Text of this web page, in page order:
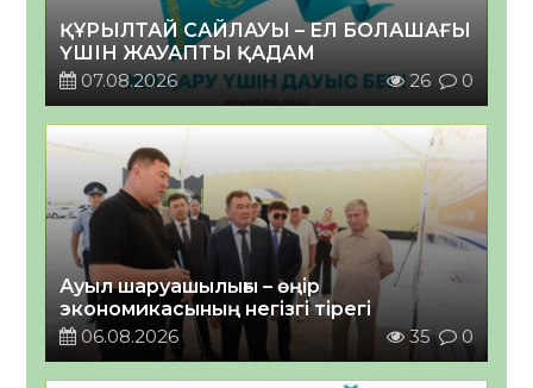
ҚҰРЫЛТАЙ САЙЛАУЫ – ЕЛ БОЛАШАҒЫ
ҮШІН ЖАУАПТЫ ҚАДАМ
07.08.2026
26 0
Ауыл шаруашылығы – өңір
экономикасының негізгі тірегі
06.08.2026
35 0